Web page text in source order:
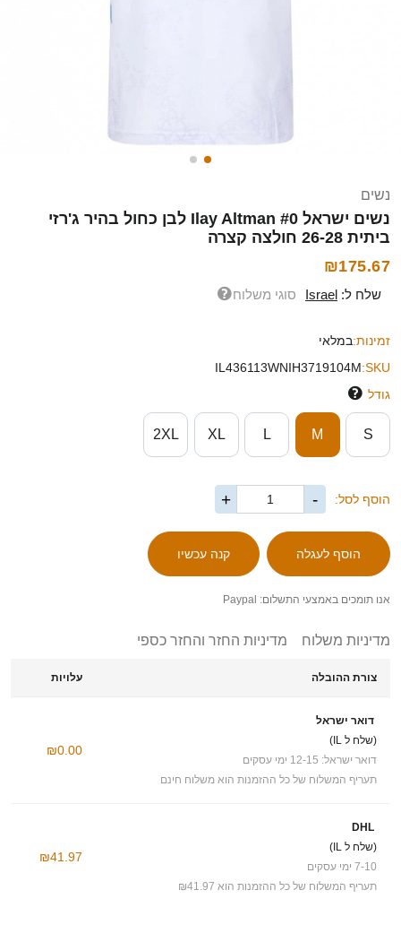
נשים
נשים ישראל Ilay Altman #0 לבן כחול בהיר ג'רזי
ביתית 26-28 חולצה קצרה
₪175.67
שלח ל: Israel סוגי משלוח
זמינות:במלאי
SKU:
IL436113WNIH3719104M
גודל
S
M
L
XL
2XL
הוסף לסל: -
+
אנו תומכים באמצעי התשלום: Paypal
מדיניות משלוח מדיניות החזר והחזר כספי
צורת ההובלה עלויות
דואר ישראל
(שלח ל IL)
דואר ישראל: 12-15 ימי עסקים
תעריף המשלוח של כל ההזמנות הוא משלוח חינם
₪0.00
DHL
(שלח ל IL)
7-10 ימי עסקים
תעריף המשלוח של כל ההזמנות הוא ₪41.97
₪41.97